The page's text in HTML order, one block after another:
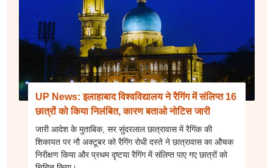
UP News: इलाहाबाद विश्वविद्यालय ने रैगिंग में संलिप्त 16
छात्रों को किया निलंबित, कारण बताओ नोटिस जारी
जारी आदेश के मुताबिक, सर सुंदरलाल छात्रावास में रैगिंक की
शिकायत पर नौ अक्टूबर को रैगिंग रोधी दस्ते ने छात्रावास का औचक
निरीक्षण किया और प्रथम दृष्टया रैगिंग में संलिप्त पाए गए छात्रों को